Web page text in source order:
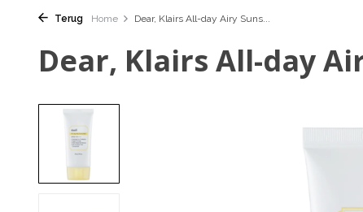
Terug Home Dear, Klairs All-day Airy Suns...
Dear, Klairs All-day